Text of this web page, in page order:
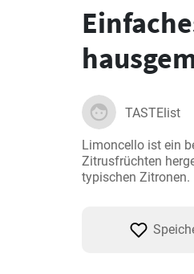
TASTElist
Limoncello ist ein
Zitrusfrüchten
typischen Zitronen.